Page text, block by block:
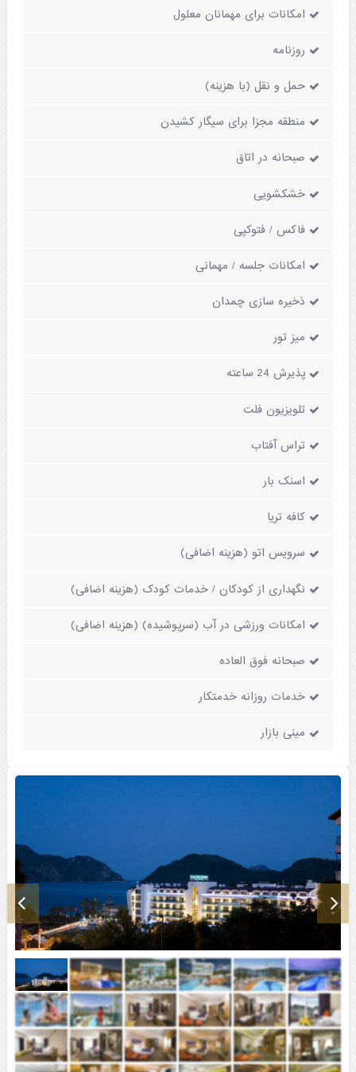
امکانات برای مهمانان معلول
روزنامه
حمل و نقل (با هزینه)
منطقه مجزا برای سیگار کشیدن
صبحانه در اتاق
خشکشویی
فاکس / فتوکپی
امکانات جلسه / مهمانی
ذخیره سازی چمدان
میز تور
پذیرش 24 ساعته
تلویزیون فلت
تراس آفتاب
اسنک بار
کافه تریا
سرویس اتو (هزینه اضافی)
نگهداری از کودکان / خدمات کودک (هزینه اضافی)
امکانات ورزشی در آب (سرپوشیده) (هزینه اضافی)
صبحانه فوق العاده
خدمات روزانه خدمتکار
مینی بازار